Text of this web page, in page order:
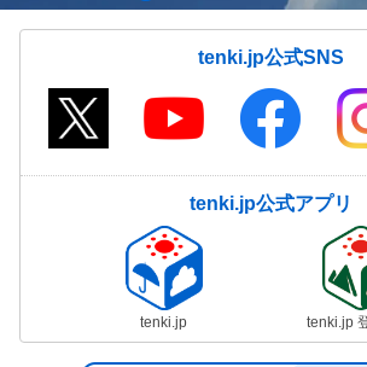
tenki.jp公式SNS
tenki.jp公式アプリ
tenki.jp tenki.jp